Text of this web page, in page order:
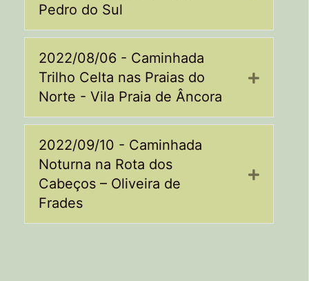
Pedro do Sul
2022/08/06 - Caminhada
Trilho Celta nas Praias do
Norte - Vila Praia de Âncora
Expand
2022/09/10 - Caminhada
Noturna na Rota dos
Cabeços – Oliveira de
Frades
Expand